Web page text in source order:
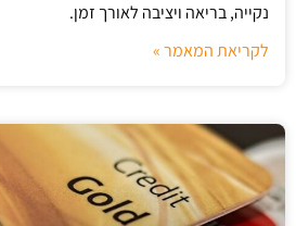
נקייה, בריאה ויציבה לאורך זמן.
לקריאת המאמר »